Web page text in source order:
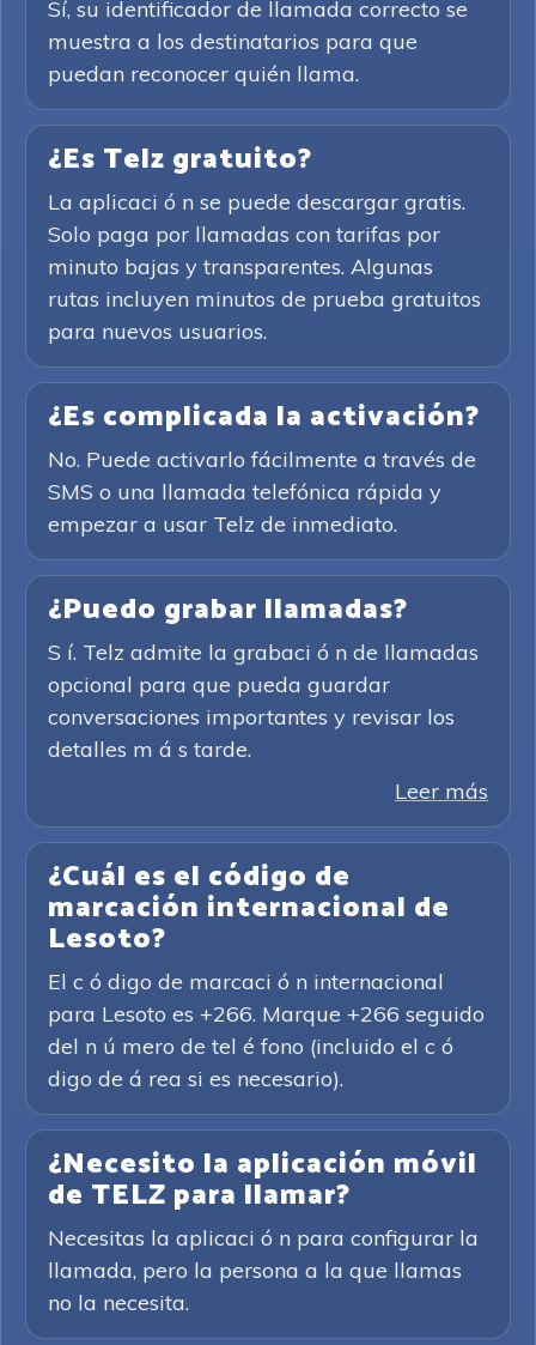
Sí, su identificador de llamada correcto se
muestra a los destinatarios para que
puedan reconocer quién llama.
¿Es Telz gratuito?
La aplicaci ó n se puede descargar gratis.
Solo paga por llamadas con tarifas por
minuto bajas y transparentes. Algunas
rutas incluyen minutos de prueba gratuitos
para nuevos usuarios.
¿Es complicada la activación?
No. Puede activarlo fácilmente a través de
SMS o una llamada telefónica rápida y
empezar a usar Telz de inmediato.
¿Puedo grabar llamadas?
S í. Telz admite la grabaci ó n de llamadas
opcional para que pueda guardar
conversaciones importantes y revisar los
detalles m á s tarde.
Leer más
¿Cuál es el código de
marcación internacional de
Lesoto?
El c ó digo de marcaci ó n internacional
para Lesoto es +266. Marque +266 seguido
del n ú mero de tel é fono (incluido el c ó
digo de á rea si es necesario).
¿Necesito la aplicación móvil
de TELZ para llamar?
Necesitas la aplicaci ó n para configurar la
llamada, pero la persona a la que llamas
no la necesita.